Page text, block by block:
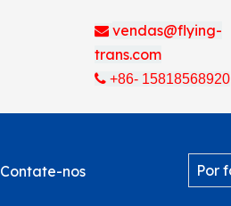
 vendas@flying-
trans.com
+86- 15818568920
Contate-nos